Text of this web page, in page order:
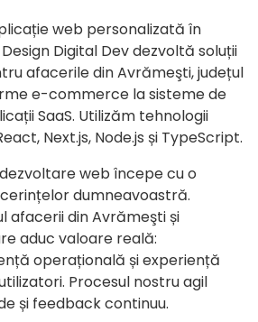
web personalizată în
Digital Dev dezvoltă soluții
afacerile din Avrămeşti, județul
e-commerce la sisteme de
SaaS. Utilizăm tehnologii
Next.js, Node.js și TypeScript.
web începe cu o
dumneavoastră.
afacerii din Avrămeşti și
aduc valoare reală:
operațională și experiență
Procesul nostru agil
și feedback continuu.